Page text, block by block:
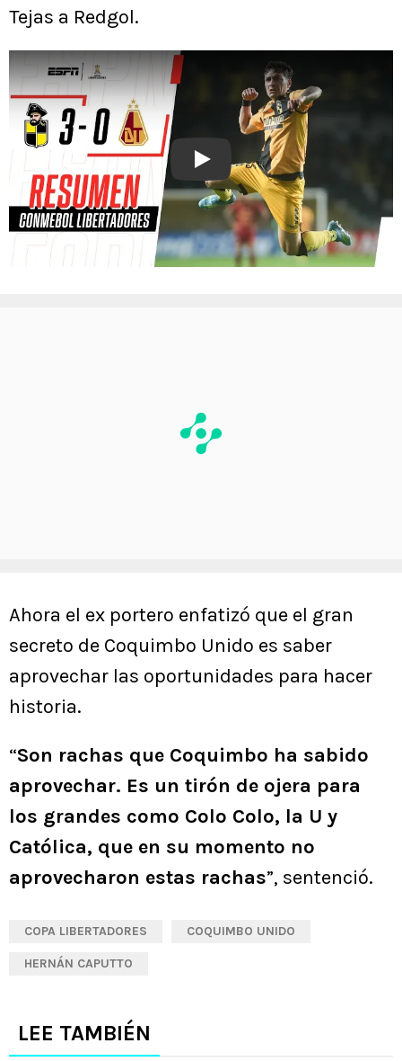
Tejas a Redgol.
Play
Ahora el ex portero enfatizó que el gran
secreto de Coquimbo Unido es saber
aprovechar las oportunidades para hacer
historia.
“Son rachas que Coquimbo ha sabido
aprovechar. Es un tirón de ojera para
los grandes como Colo Colo, la U y
Católica, que en su momento no
aprovecharon estas rachas”, sentenció.
COPA LIBERTADORES COQUIMBO UNIDO
HERNÁN CAPUTTO
LEE TAMBIÉN